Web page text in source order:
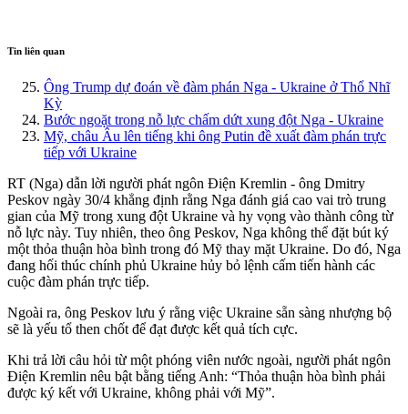
Tin liên quan
Ông Trump dự đoán về đàm phán Nga - Ukraine ở Thổ Nhĩ
Kỳ
Bước ngoặt trong nỗ lực chấm dứt xung đột Nga - Ukraine
Mỹ, châu Âu lên tiếng khi ông Putin đề xuất đàm phán trực
tiếp với Ukraine
RT (Nga) dẫn lời người phát ngôn Điện Kremlin - ông Dmitry
Peskov ngày 30/4 khẳng định rằng Nga đánh giá cao vai trò trung
gian của Mỹ trong xung đột Ukraine và hy vọng vào thành công từ
nỗ lực này. Tuy nhiên, theo ông Peskov, Nga không thể đặt bút ký
một thỏa thuận hòa bình trong đó Mỹ thay mặt Ukraine. Do đó, Nga
đang hối thúc chính phủ Ukraine hủy bỏ lệnh cấm tiến hành các
cuộc đàm phán trực tiếp.
Ngoài ra, ông Peskov lưu ý rằng việc Ukraine sẵn sàng nhượng bộ
sẽ là yếu tổ then chốt để đạt được kết quả tích cực.
Khi trả lời câu hỏi từ một phóng viên nước ngoài, người phát ngôn
Điện Kremlin nêu bật bằng tiếng Anh: “Thỏa thuận hòa bình phải
được ký kết với Ukraine, không phải với Mỹ”.